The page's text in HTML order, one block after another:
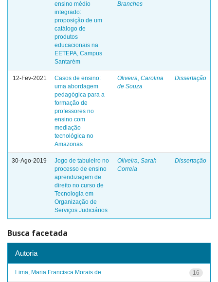
ensino médio
integrado:
proposição de um
catálogo de
produtos
educacionais na
EETEPA, Campus
Santarém
Branches
12-Fev-2021
Casos de ensino:
uma abordagem
pedagógica para a
formação de
professores no
ensino com
mediação
tecnológica no
Amazonas
Oliveira, Carolina
de Souza
Dissertação
30-Ago-2019
Jogo de tabuleiro no
processo de ensino
aprendizagem de
direito no curso de
Tecnologia em
Organização de
Serviços Judiciários
Oliveira, Sarah
Correia
Dissertação
Busca facetada
Autoria
16
Lima, Maria Francisca Morais de